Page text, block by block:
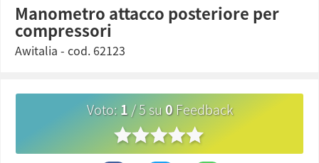
manometro attacco posteriore per
compressori
Awitalia - cod. 62123
Voto: 1/5su0Feedback